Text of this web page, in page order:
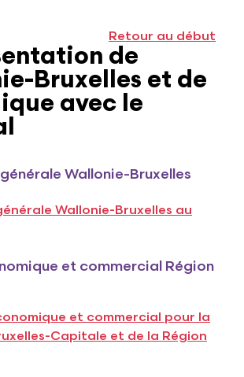
Retour au début
de
Bruxelles et de
avec le
Wallonie-Bruxelles
Wallonie-Bruxelles au
et commercial Région
et commercial pour la
Capitale et de la Région